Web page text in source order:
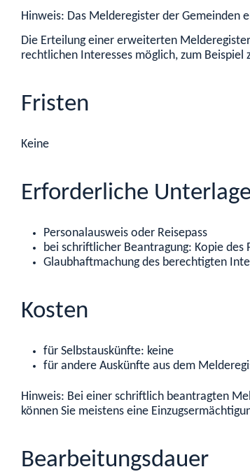
Hinweis: Das Melderegister der Gemeinden
Die Erteilung einer erweiterten
rechtlichen Interesses möglich, zum Beispiel
Fristen
Keine
Erforderliche
Personalausweis oder Reisepass
bei schriftlicher Beantragung: Kopie des
Glaubhaftmachung des berechtigten
Kosten
für Selbstauskünfte: keine
für andere Auskünfte aus dem
Hinweis: Bei einer schriftlich beantragten
können Sie meistens eine
Bearbeitungsdauer